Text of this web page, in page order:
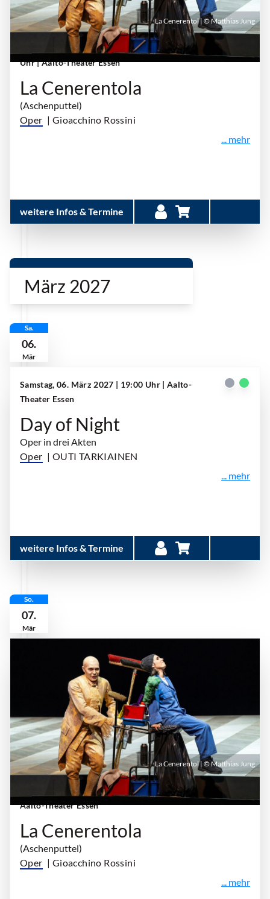
Sonntag, 28. Februar 2027 | 18:00 Uhr - 21:00
Uhr| Aalto-Theater Essen
La Cenerentola
(Aschenputtel)
Oper | Gioacchino Rossini
... mehr
weitere Infos & Termine
La Cenerentol | © Matthias Jung
März 2027
Sa.
06.
Mär
Samstag, 06. März 2027 | 19:00 Uhr | Aalto-
Theater Essen
Day of Night
Oper in drei Akten
Oper | OUTI TARKIAINEN
... mehr
weitere Infos & Termine
So.
07.
Mär
Sonntag, 07. März 2027 | 16:30 Uhr - 19:30 Uhr
Aalto-Theater Essen
La Cenerentola
(Aschenputtel)
Oper | Gioacchino Rossini
... mehr
La Cenerentol | © Matthias Jung